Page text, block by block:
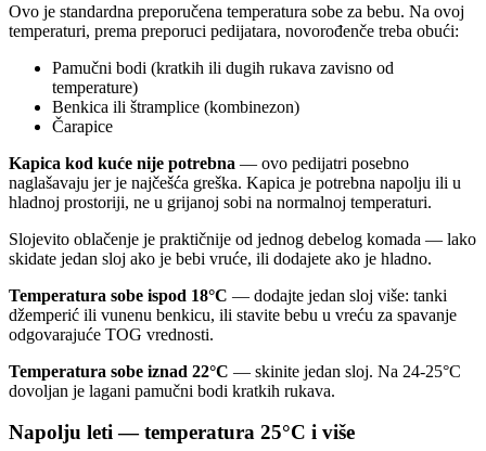
Ovo je standardna preporučena temperatura sobe za bebu. Na ovoj
temperaturi, prema preporuci pedijatara, novorođenče treba obući:
Pamučni bodi (kratkih ili dugih rukava zavisno od
temperature)
Benkica ili štramplice (kombinezon)
Čarapice
Kapica kod kuće nije potrebna — ovo pedijatri posebno
naglašavaju jer je najčešća greška. Kapica je potrebna napolju ili u
hladnoj prostoriji, ne u grijanoj sobi na normalnoj temperaturi.
Slojevito oblačenje je praktičnije od jednog debelog komada — lako
skidate jedan sloj ako je bebi vruće, ili dodajete ako je hladno.
Temperatura sobe ispod 18°C — dodajte jedan sloj više: tanki
džemperić ili vunenu benkicu, ili stavite bebu u vreću za spavanje
odgovarajuće TOG vrednosti.
Temperatura sobe iznad 22°C — skinite jedan sloj. Na 24-25°C
dovoljan je lagani pamučni bodi kratkih rukava.
Napolju leti — temperatura 25°C i više